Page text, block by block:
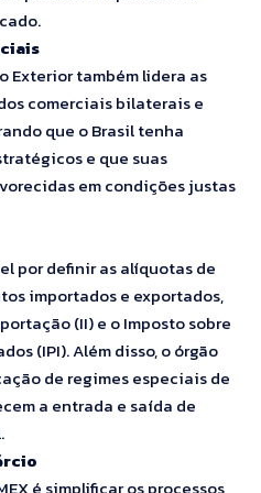
Exterior também lidera as
comerciais bilaterais e
que o Brasil tenha
e que suas
em condições justas
por definir as alíquotas de
importados e exportados,
(II) e o Imposto sobre
(IPI). Além disso, o órgão
de regimes especiais de
a entrada e saída de